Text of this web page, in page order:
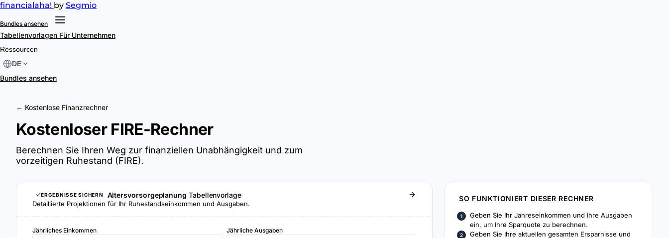
financialaha! by Segmio
Bundles ansehen
Tabellenvorlagen Für Unternehmen
Ressourcen
DE
Bundles ansehen
← Kostenlose Finanzrechner
Kostenloser FIRE-Rechner
Berechnen Sie Ihren Weg zur finanziellen Unabhängigkeit und zum
vorzeitigen Ruhestand (FIRE).
ERGEBNISSE SICHERN Altersvorsorgeplanung Tabellenvorlage
Detaillierte Projektionen für Ihr Ruhestandseinkommen und Ausgaben.
Jährliches Einkommen Jährliche Ausgaben
SO FUNKTIONIERT DIESER RECHNER
Geben Sie Ihr Jahreseinkommen und Ihre Ausgaben
ein, um Ihre Sparquote zu berechnen.
Geben Sie Ihre aktuellen gesamten Ersparnisse und